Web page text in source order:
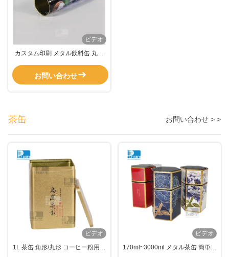
ビデオ
カスタム印刷 メタル飲料缶 丸い
お問い合わせ
茶缶 お問い合わせ > >
ビデオ
1L 茶缶 角形/丸形 コーヒー粉用の
ビデオ
170ml~3000ml メタル茶缶 簡単に